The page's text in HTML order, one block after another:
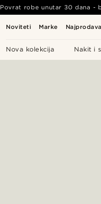
Noviteti Marke
Nova kolekcija Nakit i
Povrat robe unutar 30 dana -